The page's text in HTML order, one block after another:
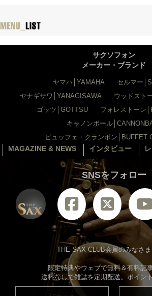
サクソフォン
メーカー・ブランド
ヤマハ│YAMAHA
セルマー
ヤナギサワ│YANAGISAWA
ウッドスト
ゴッツ│GOTTSU
フォレストーン
キャノンボール
ビュッフェ・クランポン│BUFFET
MAGAZINE & NEWS インタビュー
SNSをフォロー
THE SAX CLUB会員のみなさま
限定特典やウェブで無料＆有料記
送料なしで雑誌を定期配送。ポイン